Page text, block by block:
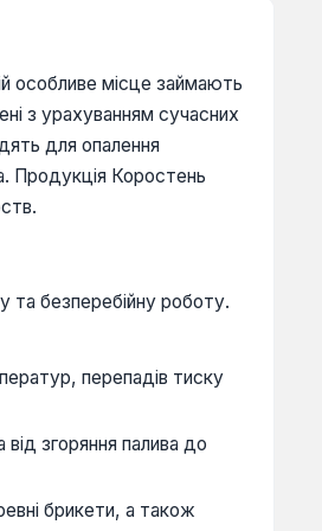
особливе місце займають
з урахуванням сучасних
для опалення
Продукція Коростень
та безперебійну роботу.
перепадів тиску
згоряння палива до
брикети, а також